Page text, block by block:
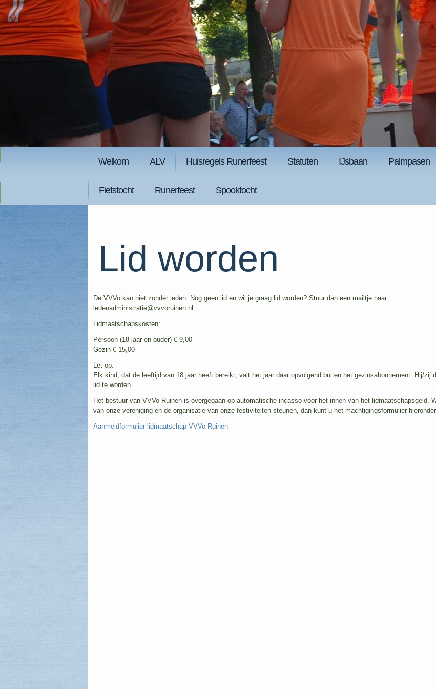
Welkom ALV Huisregels Runerfeest Statuten IJsbaan Palmpasen
Fietstocht Runerfeest Spooktocht
Lid worden
De VVVo kan niet zonder leden. Nog geen lid en wil je graag lid worden? Stuur dan een mailtje naar
ledenadministratie@vvvoruinen.nl.
Lidmaatschapskosten:
Persoon (18 jaar en ouder) € 9,00
Gezin € 15,00
Let op:
Elk kind, dat de leeftijd van 18 jaar heeft bereikt, valt het jaar daar opvolgend buiten het gezinsabonnement. Hij/zij
lid te worden.
Het bestuur van VVVo Ruinen is overgegaan op automatische incasso voor het innen van het lidmaatschapsgeld.
van onze vereniging en de organisatie van onze festiviteiten steunen, dan kunt u het machtigingsformulier
Aanmeldformulier lidmaatschap VVVo Ruinen